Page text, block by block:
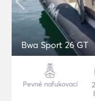
Bwa Sport 26 GT
Pevné nafukovací